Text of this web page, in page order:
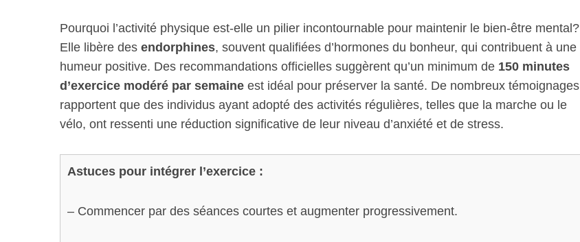
Pourquoi l’activité physique est-elle un pilier incontournable pour maintenir le bien-être mental?
Elle libère des endorphines, souvent qualifiées d’hormones du bonheur, qui contribuent à une
humeur positive. Des recommandations officielles suggèrent qu’un minimum de 150 minutes
d’exercice modéré par semaine est idéal pour préserver la santé. De nombreux témoignages
rapportent que des individus ayant adopté des activités régulières, telles que la marche ou le
vélo, ont ressenti une réduction significative de leur niveau d’anxiété et de stress.
Astuces pour intégrer l’exercice :
– Commencer par des séances courtes et augmenter progressivement.